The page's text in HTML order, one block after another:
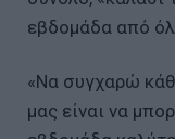
εβδομάδα από
«Να συγχαρώ
μας είναι να